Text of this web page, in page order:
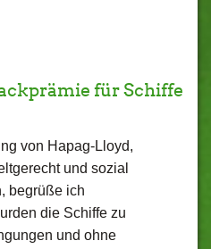
für Schiffe
von Hapag-Lloyd,
und sozial
begrüße ich
die Schiffe zu
und ohne